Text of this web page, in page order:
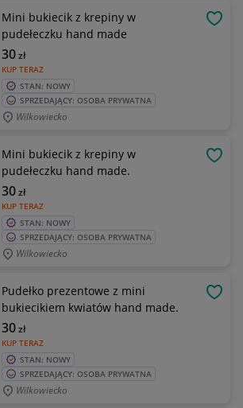
Mini bukiecik z krepiny w
pudełeczku hand made
KUP TERAZ
30zł
STAN: NOWY
SPRZEDAJĄCY: OSOBA PRYWATNA
Wilkowiecko
Mini bukiecik z krepiny w
pudełeczku hand made.
KUP TERAZ
30zł
STAN: NOWY
SPRZEDAJĄCY: OSOBA PRYWATNA
Wilkowiecko
Pudełko prezentowe z mini
bukiecikiem kwiatów hand made.
KUP TERAZ
30zł
STAN: NOWY
SPRZEDAJĄCY: OSOBA PRYWATNA
Wilkowiecko